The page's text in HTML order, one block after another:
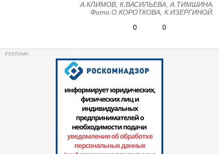
А.КЛИМОВ, К.ВАСИЛЬЕВА, А.ТИМШИНА.
Фото О.КОРОТКОВА, К.ИЗЕРГИНОЙ.
0
0